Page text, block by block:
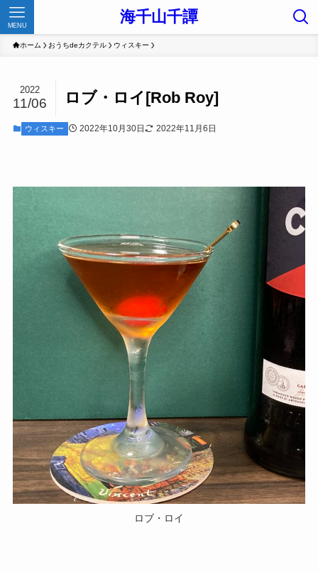
海千山千譚
MENU
ホーム おうちdeカクテル ウィスキー
ロブ・ロイ[Rob Roy]
2022
11/06
ウィスキー 2022年10月30日 2022年11月6日
ロブ・ロイ